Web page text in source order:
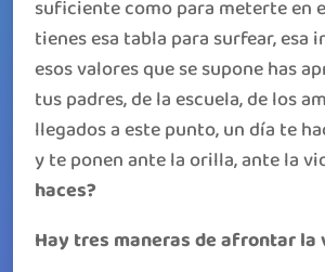
suficiente como para meterte en
tienes esa tabla para surfear, esa
esos valores que se supone has
tus padres, de la escuela, de los
llegados a este punto, un día te
y te ponen ante la orilla, ante la
haces?
Hay tres maneras de afrontar la